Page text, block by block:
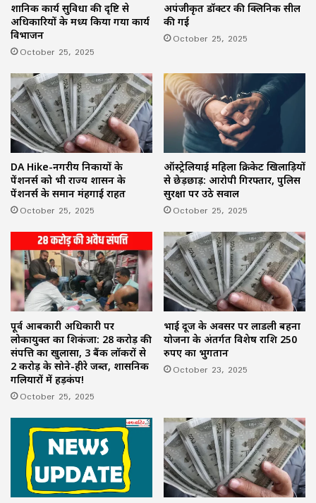
प्रशानिक कार्य सुविधा की दृष्टि से
अधिकारियों के मध्य किया गया कार्य
विभाजन
October 25, 2025
अपंजीकृत डॉक्टर की क्लिनिक सील
की गई
October 25, 2025
DA Hike-नगरीय निकायों के
पेंशनर्स को भी राज्य शासन के
पेंशनर्स के समान मंहगाई राहत
October 25, 2025
ऑस्ट्रेलियाई महिला क्रिकेट खिलाड़ियों
से छेड़छाड़: आरोपी गिरफ्तार, पुलिस
सुरक्षा पर उठे सवाल
October 25, 2025
पूर्व आबकारी अधिकारी पर
लोकायुक्त का शिकंजा: 28 करोड़ की
संपत्ति का खुलासा, 3 बैंक लॉकरों से
2 करोड़ के सोने-हीरे जब्त, प्रशासनिक
गलियारों में हड़कंप!
October 25, 2025
भाई दूज के अवसर पर लाडली बहना
योजना के अंतर्गत विशेष राशि 250
रुपए का भुगतान
October 23, 2025